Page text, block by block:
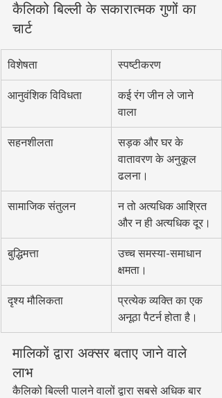
कैलिको बिल्ली के सकारात्मक गुणों का
चार्ट
विशेषता स्पष्टीकरण
आनुवंशिक विविधता
कई रंग जीन ले जाने
वाला
सहनशीलता
सड़क और घर के
वातावरण के अनुकूल
ढलना।
सामाजिक संतुलन
न तो अत्यधिक आश्रित
और न ही अत्यधिक दूर।
बुद्धिमत्ता
उच्च समस्या-समाधान
क्षमता।
दृश्य मौलिकता
प्रत्येक व्यक्ति का एक
अनूठा पैटर्न होता है।
मालिकों द्वारा अक्सर बताए जाने वाले
लाभ
कैलिको बिल्ली पालने वालों द्वारा सबसे अधिक बार